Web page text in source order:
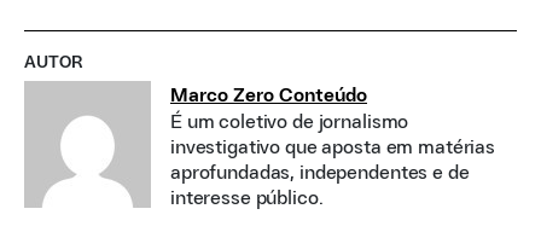
AUTOR
Marco Zero Conteúdo
É um coletivo de jornalismo
investigativo que aposta em matérias
aprofundadas, independentes e de
interesse público.